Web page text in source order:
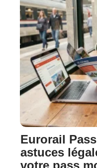
Eurorail
astuces